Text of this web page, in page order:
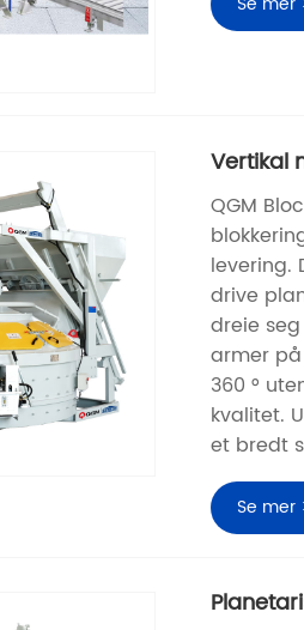
Vertikal
QGM
levering.
drive
dreie
armer
360 ​​°
kvalitet.
et bredt
Se mer